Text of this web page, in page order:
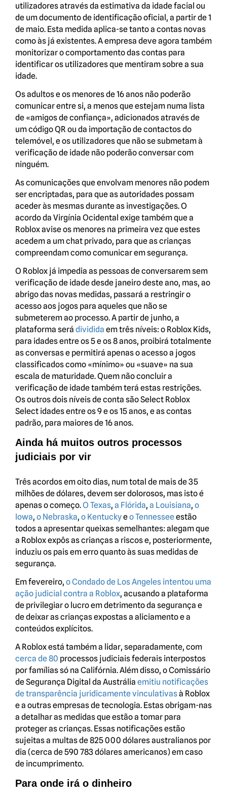
utilizadores através da estimativa da idade facial ou
de um documento de identificação oficial, a partir de 1
de maio. Esta medida aplica-se tanto a contas novas
como às já existentes. A empresa deve agora também
monitorizar o comportamento das contas para
identificar os utilizadores que mentiram sobre a sua
idade.
Os adultos e os menores de 16 anos não poderão
comunicar entre si, a menos que estejam numa lista
de «amigos de confiança», adicionados através de
um código QR ou da importação de contactos do
telemóvel, e os utilizadores que não se submetam à
verificação de idade não poderão conversar com
ninguém.
As comunicações que envolvam menores não podem
ser encriptadas, para que as autoridades possam
aceder às mesmas durante as investigações. O
acordo da Virgínia Ocidental exige também que a
Roblox avise os menores na primeira vez que estes
acedem a um chat privado, para que as crianças
compreendam como comunicar em segurança.
O Roblox já impedia as pessoas de conversarem sem
verificação de idade desde janeiro deste ano, mas, ao
abrigo das novas medidas, passará a restringir o
acesso aos jogos para aqueles que não se
submeterem ao processo. A partir de junho, a
plataforma será dividida em três níveis: o Roblox Kids,
para idades entre os 5 e os 8 anos, proibirá totalmente
as conversas e permitirá apenas o acesso a jogos
classificados como «mínimo» ou «suave» na sua
escala de maturidade. Quem não concluir a
verificação de idade também terá estas restrições.
Os outros dois níveis de conta são Select Roblox
Select idades entre os 9 e os 15 anos, e as contas
padrão, para maiores de 16 anos.
Ainda há muitos outros processos
judiciais por vir
Três acordos em oito dias, num total de mais de 35
milhões de dólares, devem ser dolorosos, mas isto é
apenas o começo.O Texas, a Flórida, a Louisiana, o
Iowa, o Nebraska, o Kentuckyeo Tennesseeestão
todos a apresentar queixas semelhantes: alegam que
a Roblox expôs as crianças a riscos e, posteriormente,
induziu os pais em erro quanto às suas medidas de
segurança.
Em fevereiro, o Condado de Los Angeles intentou uma
ação judicial contra a Roblox, acusando a plataforma
de privilegiar o lucro em detrimento da segurança e
de deixar as crianças expostas a aliciamento e a
conteúdos explícitos.
A Roblox está também a lidar, separadamente, com
cerca de 80 processos judiciais federais interpostos
por famílias só na Califórnia. Além disso, o Comissário
de Segurança Digital da Austrália emitiu notificações
de transparência juridicamente vinculativasà Roblox
e a outras empresas de tecnologia. Estas obrigam-nas
a detalhar as medidas que estão a tomar para
proteger as crianças. Essas notificações estão
sujeitas a multas de 825 000 dólares australianos por
dia (cerca de 590 783 dólares americanos) em caso
de incumprimento.
Para onde irá o dinheiro